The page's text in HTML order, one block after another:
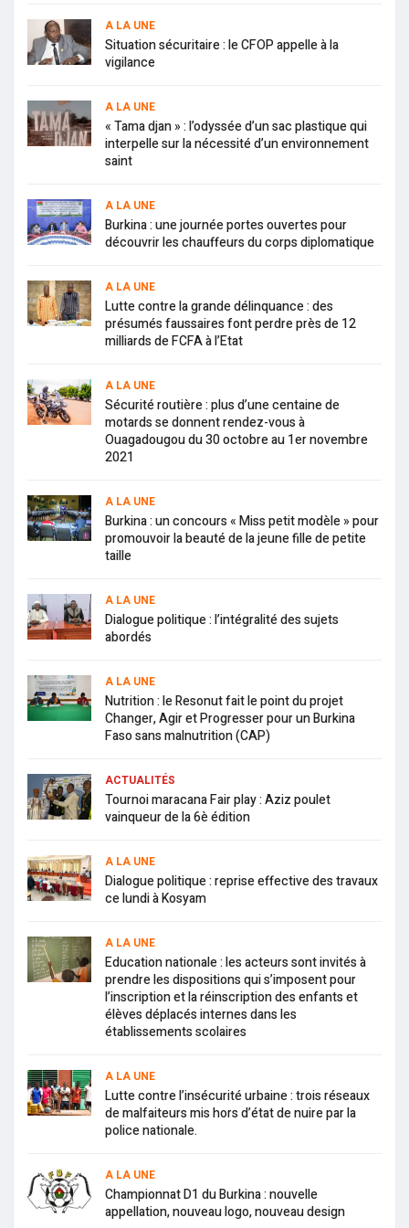
A LA UNE
Situation sécuritaire : le CFOP appelle à la
vigilance
A LA UNE
« Tama djan » : l’odyssée d’un sac plastique qui
interpelle sur la nécessité d’un environnement
saint
A LA UNE
Burkina : une journée portes ouvertes pour
découvrir les chauffeurs du corps diplomatique
A LA UNE
Lutte contre la grande délinquance : des
présumés faussaires font perdre près de 12
milliards de FCFA à l’Etat
A LA UNE
Sécurité routière : plus d’une centaine de
motards se donnent rendez-vous à
Ouagadougou du 30 octobre au 1er novembre
2021
A LA UNE
Burkina : un concours « Miss petit modèle » pour
promouvoir la beauté de la jeune fille de petite
taille
A LA UNE
Dialogue politique : l’intégralité des sujets
abordés
A LA UNE
Nutrition : le Resonut fait le point du projet
Changer, Agir et Progresser pour un Burkina
Faso sans malnutrition (CAP)
ACTUALITÉS
Tournoi maracana Fair play : Aziz poulet
vainqueur de la 6è édition
A LA UNE
Dialogue politique : reprise effective des travaux
ce lundi à Kosyam
A LA UNE
Education nationale : les acteurs sont invités à
prendre les dispositions qui s’imposent pour
l’inscription et la réinscription des enfants et
élèves déplacés internes dans les
établissements scolaires
A LA UNE
Lutte contre l’insécurité urbaine : trois réseaux
de malfaiteurs mis hors d’état de nuire par la
police nationale.
A LA UNE
Championnat D1 du Burkina : nouvelle
appellation, nouveau logo, nouveau design